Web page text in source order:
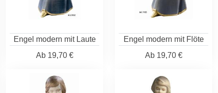
Engel modern mit Laute
Ab19,70 €
Engel modern mit Flöte
Ab19,70 €